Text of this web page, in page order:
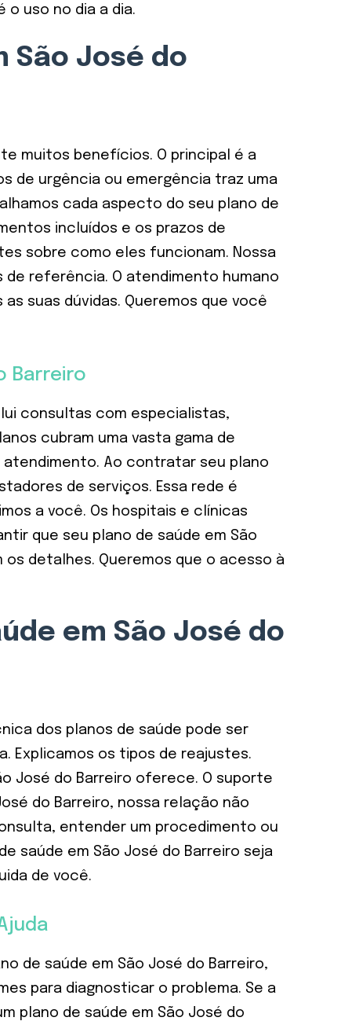
uso no dia a dia.
São José do
muitos benefícios. O principal é a
de urgência ou emergência traz uma
cada aspecto do seu plano de
incluídos e os prazos de
sobre como eles funcionam. Nossa
referência. O atendimento humano
suas dúvidas. Queremos que você
Barreiro
consultas com especialistas,
cubram uma vasta gama de
Ao contratar seu plano
de serviços. Essa rede é
a você. Os hospitais e clínicas
que seu plano de saúde em São
os detalhes. Queremos que o acesso à
em São José do
dos planos de saúde pode ser
Explicamos os tipos de reajustes.
José do Barreiro oferece. O suporte
do Barreiro, nossa relação não
entender um procedimento ou
saúde em São José do Barreiro seja
de você.
de saúde em São José do Barreiro,
para diagnosticar o problema. Se a
plano de saúde em São José do